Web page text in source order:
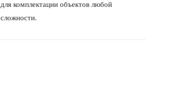
для комплектации объектов любой
сложности.